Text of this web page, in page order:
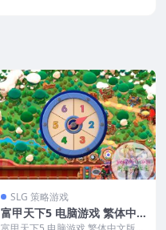
SLG 策略游戏
富甲天下5 电脑游戏 繁体中